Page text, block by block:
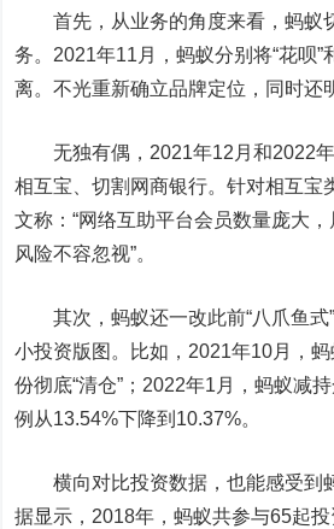
首先，从业务的角度来看，蚂蚁
务。2021年11月，蚂蚁分别将“花呗”
离。不光重新确立品牌定位，同时还
无独有偶，2021年12月和2022年
相互宝、切割网商银行。针对相互宝
文称：“网络互助平台会员数量庞大
风险不容忽视”。
其次，蚂蚁还一改此前“八爪鱼式
小投资版图。比如，2021年10月，
份彻底“清仓”；2022年1月，蚂蚁减
例从13.54%下降到10.37%。
横向对比投资数据，也能感受到
据显示，2018年，蚂蚁共参与65起